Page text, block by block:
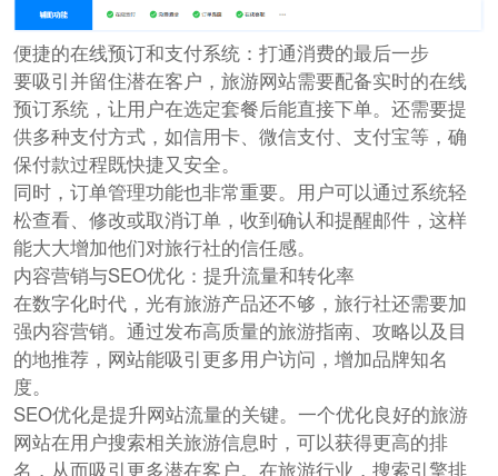
便捷的在线预订和支付系统：打通消费的最后一步
要吸引并留住潜在客户，旅游网站需要配备实时的在线
预订系统，让用户在选定套餐后能直接下单。还需要提
供多种支付方式，如信用卡、微信支付、支付宝等，确
保付款过程既快捷又安全。
同时，订单管理功能也非常重要。用户可以通过系统轻
松查看、修改或取消订单，收到确认和提醒邮件，这样
能大大增加他们对旅行社的信任感。
内容营销与SEO优化：提升流量和转化率
在数字化时代，光有旅游产品还不够，旅行社还需要加
强内容营销。通过发布高质量的旅游指南、攻略以及目
的地推荐，网站能吸引更多用户访问，增加品牌知名
度。
SEO优化是提升网站流量的关键。一个优化良好的旅游
网站在用户搜索相关旅游信息时，可以获得更高的排
名，从而吸引更多潜在客户。在旅游行业，搜索引擎排